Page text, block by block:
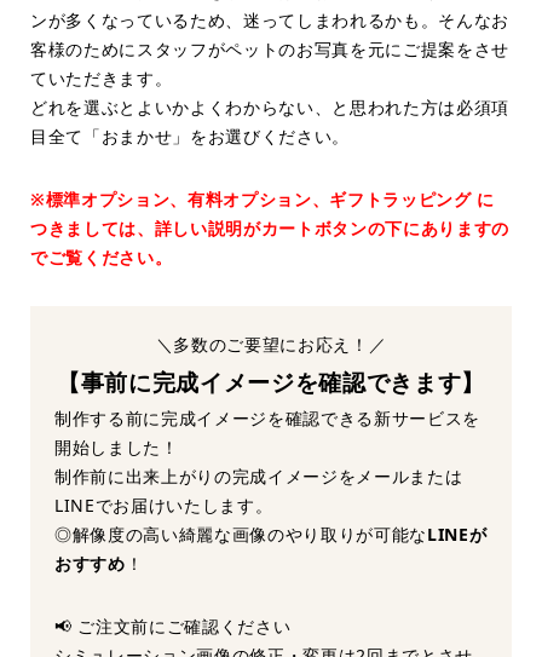
ンが多くなっているため、迷ってしまわれるかも。そんなお
客様のためにスタッフがペットのお写真を元にご提案をさせ
ていただきます。
どれを選ぶとよいかよくわからない、と思われた方は必須項
目全て「おまかせ」をお選びください。
※標準オプション、有料オプション、ギフトラッピング に
つきましては、詳しい説明がカートボタンの下にありますの
でご覧ください。
＼多数のご要望にお応え！／
【事前に完成イメージを確認できます】
制作する前に完成イメージを確認できる新サービスを
開始しました！
制作前に出来上がりの完成イメージをメールまたは
LINEでお届けいたします。
◎解像度の高い綺麗な画像のやり取りが可能なLINEが
おすすめ ！
📢 ご注文前にご確認ください